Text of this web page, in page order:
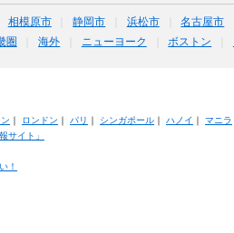
相模原市 静岡市 浜松市 名古屋市
圏 海外 ニューヨーク ボストン
ロンドン パリ シンガポール｜ ハノイ マニラ
サイト」
！